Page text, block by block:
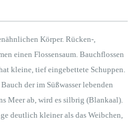
Körper. Rücken-,
einen Flossensaum. Bauchflossen
kleine, tief eingebettete Schuppen.
der im Süßwasser lebenden
Meer ab, wird es silbrig (Blankaal).
deutlich kleiner als das Weibchen,